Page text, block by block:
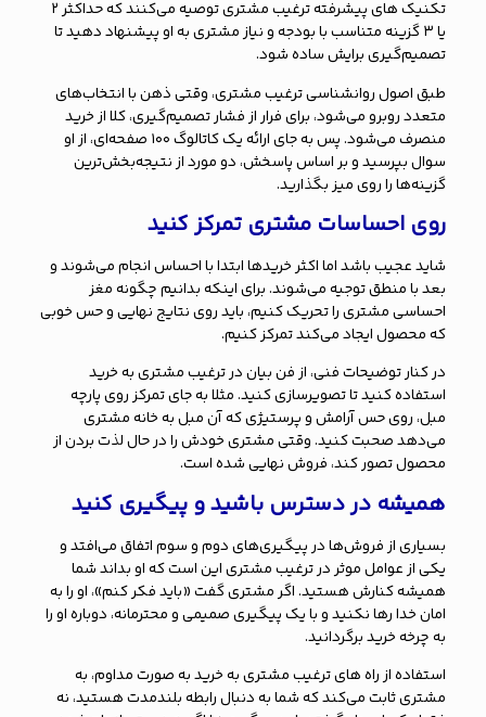
تکنیک های پیشرفته ترغیب مشتری توصیه می‌کنند که حداکثر ۲
یا ۳ گزینه متناسب با بودجه و نیاز مشتری به او پیشنهاد دهید تا
تصمیم‌گیری برایش ساده شود.
طبق اصول روانشناسی ترغیب مشتری، وقتی ذهن با انتخاب‌های
متعدد روبرو می‌شود، برای فرار از فشار تصمیم‌گیری، کلا از خرید
منصرف می‌شود. پس به جای ارائه یک کاتالوگ ۱۰۰ صفحه‌ای، از او
سوال بپرسید و بر اساس پاسخش، دو مورد از نتیجه‌بخش‌ترین
گزینه‌ها را روی میز بگذارید.
روی احساسات مشتری تمرکز کنید
شاید عجیب باشد اما اکثر خریدها ابتدا با احساس انجام می‌شوند و
بعد با منطق توجیه می‌شوند. برای اینکه بدانیمچگونه مغز
احساسی مشتری را تحریک کنیم، باید روی نتایج نهایی و حس خوبی
که محصول ایجاد می‌کند تمرکز کنیم.
در کنار توضیحات فنی، از فن بیان در ترغیب مشتری به خرید
استفاده کنید تا تصویرسازی کنید. مثلا به جای تمرکز روی پارچه
مبل، روی حس آرامش و پرستیژی که آن مبل به خانه مشتری
می‌دهد صحبت کنید. وقتی مشتری خودش را در حال لذت بردن از
محصول تصور کند، فروش نهایی شده است.
همیشه در دسترس باشید و پیگیری کنید
بسیاری از فروش‌ها در پیگیری‌های دوم و سوم اتفاق می‌افتد و
یکی از عوامل موثر در ترغیب مشتری این است که او بداند شما
همیشه کنارش هستید. اگر مشتری گفت «باید فکر کنم»، او را به
امان خدا رها نکنید و با یک پیگیری صمیمی و محترمانه، دوباره او را
به چرخه خرید برگردانید.
استفاده از راه های ترغیب مشتری به خرید به صورت مداوم، به
مشتری ثابت می‌کند که شما به دنبال رابطه بلندمدت هستید، نه